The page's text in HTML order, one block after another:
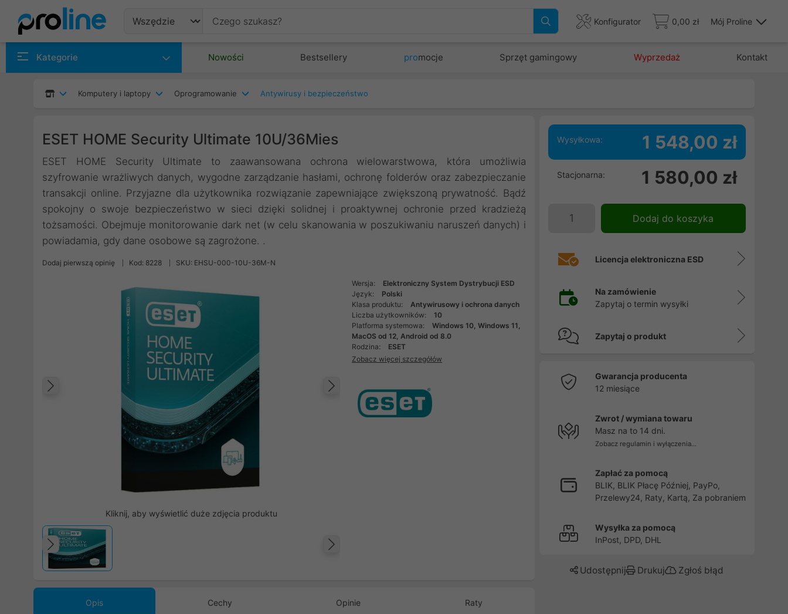
Konfigurator 0,00 zł Mój Proline
Kategorie Nowości Bestsellery promocje Sprzęt gamingowy Wyprzedaż Kontakt
Komputery i laptopy Oprogramowanie Antywirusy i bezpieczeństwo
ESET HOME Security Ultimate 10U/36Mies
ESET HOME Security Ultimate to zaawansowana ochrona wielowarstwowa, która umożliwia
szyfrowanie wrażliwych danych, wygodne zarządzanie hasłami, ochronę folderów oraz zabezpieczanie
transakcji online. Przyjazne dla użytkownika rozwiązanie zapewniające zwiększoną prywatność. Bądź
spokojny o swoje bezpieczeństwo w sieci dzięki solidnej i proaktywnej ochronie przed kradzieżą
tożsamości. Obejmuje monitorowanie dark net (w celu skanowania w poszukiwaniu naruszeń danych) i
powiadamia, gdy dane osobowe są zagrożone. .
Dodaj pierwszą opinię Kod: 8228 SKU: EHSU-000-10U-36M-N
Następny
Poprzedni
Kliknij, aby wyświetlić duże zdjęcia produktu
Poprzedni
Wersja:
Elektroniczny System Dystrybucji ESD
Język:
Polski
Klasa produktu:
Antywirusowy i ochrona danych
Liczba użytkowników:
10
Platforma systemowa:
Windows 10, Windows 11,
MacOS od 12, Android od 8.0
Rodzina:
ESET
Zobacz więcej szczegółów
Opis Cechy Opinie Raty
Wysyłkowa: 1 548,00 zł
Stacjonarna: 1 580,00 zł
Dodaj do koszyka
Licencja elektroniczna ESD
Na zamówienie
Zapytaj o termin wysyłki
Zapytaj o produkt
Gwarancja producenta
12 miesiące
Zwrot / wymiana towaru
Masz na to 14 dni.
Zobacz regulamin i wyłączenia...
Zapłać za pomocą
BLIK, BLIK Płacę Później, PayPo,
Przelewy24, Raty, Kartą, Za pobraniem
Wysyłka za pomocą
InPost, DPD, DHL
Udostępnij Drukuj Zgłoś błąd